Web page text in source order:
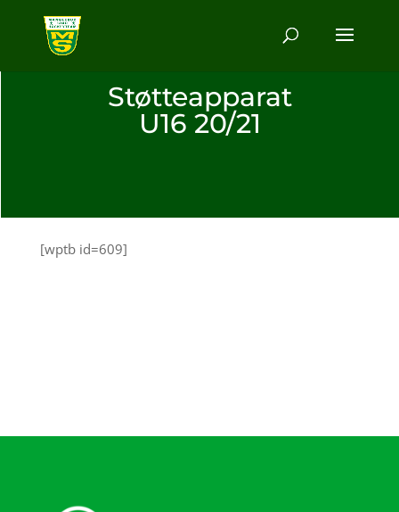
Støtteapparat
U16 20/21
[wptb id=609]